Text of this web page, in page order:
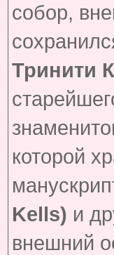
собор,
Тринити
которой
Kells) и
внешний